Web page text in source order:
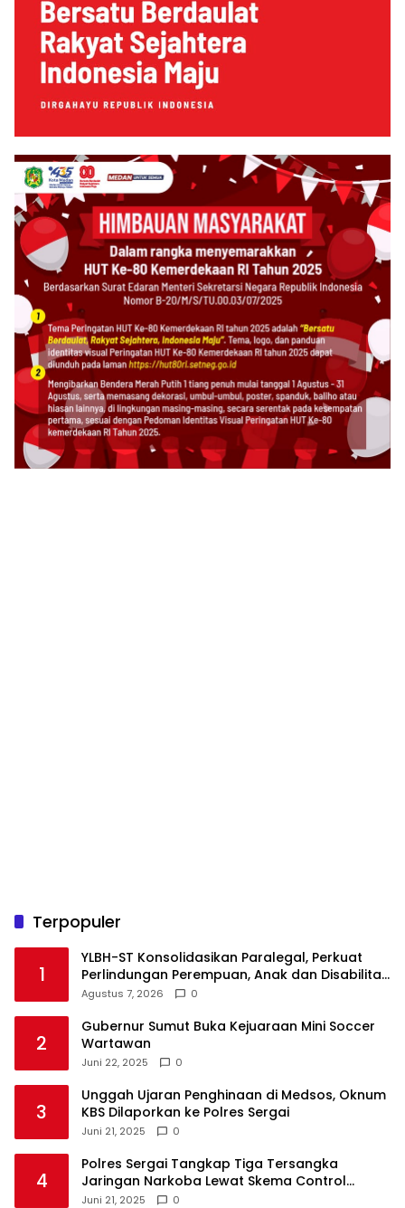
Terpopuler
1
YLBH-ST Konsolidasikan Paralegal, Perkuat
Perlindungan Perempuan, Anak dan Disabilitas
Agustus 7, 2026 0
2
Gubernur Sumut Buka Kejuaraan Mini Soccer
Wartawan
Juni 22, 2025 0
3
Unggah Ujaran Penghinaan di Medsos, Oknum
KBS Dilaporkan ke Polres Sergai
Juni 21, 2025 0
4
Polres Sergai Tangkap Tiga Tersangka
Jaringan Narkoba Lewat Skema Control
Delivery
Juni 21, 2025 0